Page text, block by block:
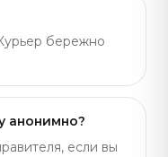
бережно
анонимно?
если вы